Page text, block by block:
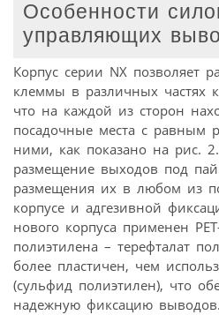
Особенности
управляющих
Корпус серии NX позволяет
клеммы в различных частях
что на каждой из сторон
посадочные места с равным
ними, как показано на рис.
размещение выходов под
размещения их в любом из
корпусе и адгезивной
нового корпуса применен
полиэтилена – терефталат
более пластичен, чем
(сульфид полиэтилен), что
надежную фиксацию